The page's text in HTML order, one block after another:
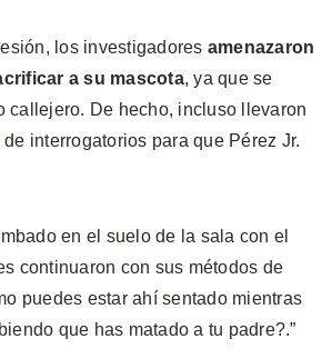
los investigadores amenazaron
a su mascota, ya que se
callejero. De hecho, incluso llevaron
interrogatorios para que Pérez Jr.
en el suelo de la sala con el
continuaron con sus métodos de
puedes estar ahí sentado mientras
que has matado a tu padre?.”